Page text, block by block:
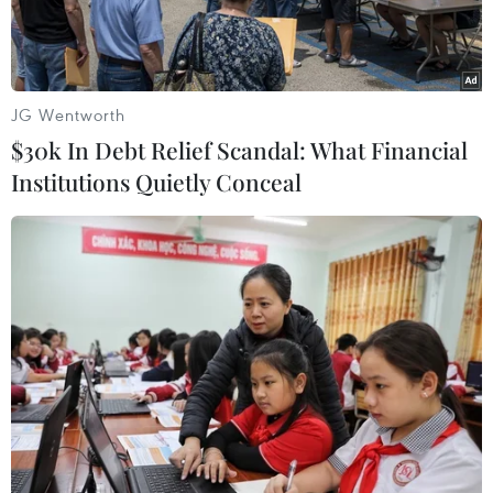
Thủ lĩnh Houthi Saleh al-Sammad được cho là đã bị tiêu diệt.
(Nguồn: Reuters)
AFP đưa tin, Saudi Arabia đã xác nhận nước
này đứng sau vụ không kích khiến nhân vật số
hai của lực lượng phiến quân Hồi giáo Houthi
tại Yemen thiệt mạng vào tuần trước.
Trên trang mạng xã hội Twitter, chiều 24/4, Đại
JG Wentworth
$30k In Debt Relief Scandal: What Financial
Institutions Quietly Conceal